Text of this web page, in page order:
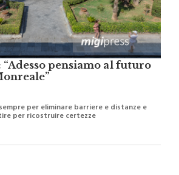
“Adesso pensiamo al futuro
per eliminare barriere e distanze e
per ricostruire certezze